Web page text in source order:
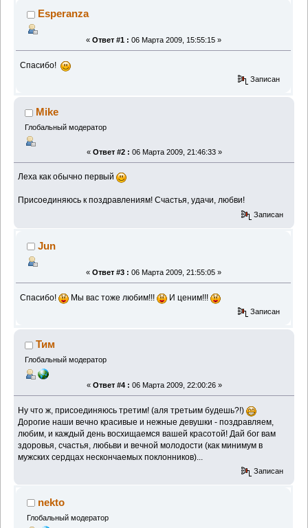
Esperanza
« Ответ #1 : 06 Марта 2009, 15:55:15 »
Спасибо!
Записан
Mike
Глобальный модератор
« Ответ #2 : 06 Марта 2009, 21:46:33 »
Леха как обычно первый
Присоединяюсь к поздравлениям! Счастья, удачи, любви!
Записан
Jun
« Ответ #3 : 06 Марта 2009, 21:55:05 »
Спасибо! Мы вас тоже любим!!! И ценим!!!
Записан
Тим
Глобальный модератор
« Ответ #4 : 06 Марта 2009, 22:00:26 »
Ну что ж, присоединяюсь третим! (аля третьим будешь?!)
Дорогие наши вечно красивые и нежные девушки - поздравляем,
любим, и каждый день восхищаемся вашей красотой! Дай бог вам
здоровья, счастья, любьви и вечной молодости (как минимум в
мужских сердцах нескончаемых поклонников)...
Записан
nekto
Глобальный модератор